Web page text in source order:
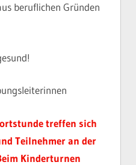
beruflichen Gründen
treffen sich
Teilnehmer an der
Kinderturnen